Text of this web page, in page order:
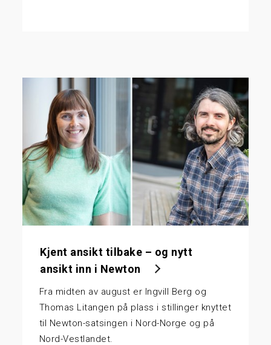
Kjent ansikt tilbake – og nytt
ansikt inn i Newton
Fra midten av august er Ingvill Berg og
Thomas Litangen på plass i stillinger knyttet
til Newton-satsingen i Nord-Norge og på
Nord-Vestlandet.